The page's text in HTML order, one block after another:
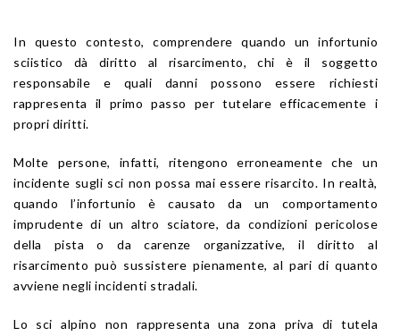
In questo contesto, comprendere quando un infortunio
sciistico dà diritto al risarcimento, chi è il soggetto
responsabile e quali danni possono essere richiesti
rappresenta il primo passo per tutelare efficacemente i
propri diritti.
Molte persone, infatti, ritengono erroneamente che un
incidente sugli sci non possa mai essere risarcito. In realtà,
quando l’infortunio è causato da un comportamento
imprudente di un altro sciatore, da condizioni pericolose
della pista o da carenze organizzative, il diritto al
risarcimento può sussistere pienamente, al pari di quanto
avviene negli incidenti stradali.
Lo sci alpino non rappresenta una zona priva di tutela